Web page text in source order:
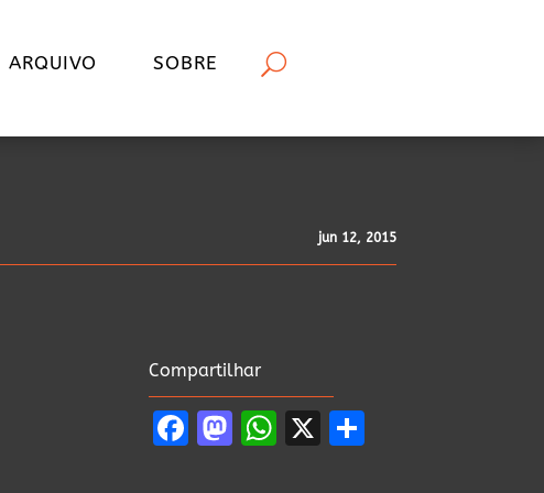
ARQUIVO SOBRE
jun 12, 2015
Compartilhar
Facebook
Mastodon
WhatsApp
X